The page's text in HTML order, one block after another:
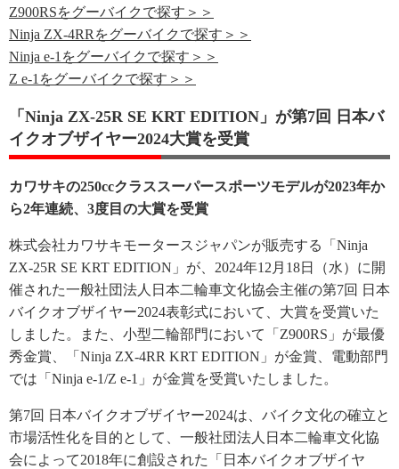
Z900RSをグーバイクで探す＞＞
Ninja ZX-4RRをグーバイクで探す＞＞
Ninja e-1をグーバイクで探す＞＞
Z e-1をグーバイクで探す＞＞
「Ninja ZX-25R SE KRT EDITION」が第7回 日本バ
イクオブザイヤー2024大賞を受賞
カワサキの250ccクラススーパースポーツモデルが2023年か
ら2年連続、3度目の大賞を受賞
株式会社カワサキモータースジャパンが販売する「Ninja
ZX-25R SE KRT EDITION」が、2024年12月18日（水）に開
催された一般社団法人日本二輪車文化協会主催の第7回 日本
バイクオブザイヤー2024表彰式において、大賞を受賞いた
しました。また、小型二輪部門において「Z900RS」が最優
秀金賞、「Ninja ZX-4RR KRT EDITION」が金賞、電動部門
では「Ninja e-1/Z e-1」が金賞を受賞いたしました。
第7回 日本バイクオブザイヤー2024は、バイク文化の確立と
市場活性化を目的として、一般社団法人日本二輪車文化協
会によって2018年に創設された「日本バイクオブザイヤ